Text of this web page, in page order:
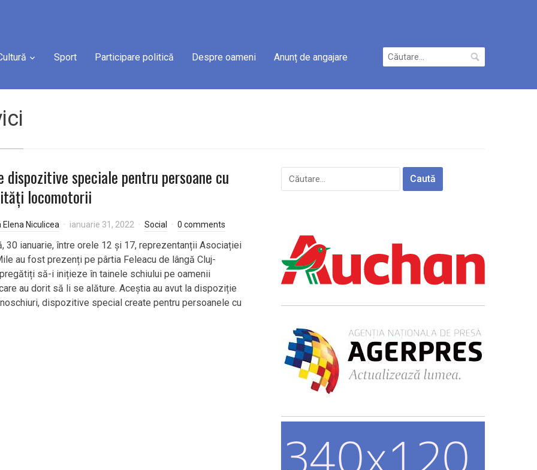
Sport Participare politică Despre oameni Anunț de angajare
Caută
după:
dispozitive speciale pentru persoane cu
locomotorii
Elena Niculicea ianuarie 31, 2022 Social 0 comments
30 ianuarie, între orele 12 și 17, reprezentanții Asociației
au fost prezenți pe pârtia Feleacu de lângă Cluj-
să-i inițieze în tainele schiului pe oamenii
au dorit să li se alăture. Aceștia au avut la dispoziție
dispozitive special create pentru persoanele cu
Caută
după: